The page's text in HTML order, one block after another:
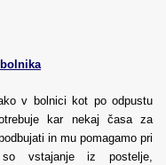
v bolnici kot po odpustu
kar nekaj časa za
in mu pomagamo pri
vstajanje iz postelje,